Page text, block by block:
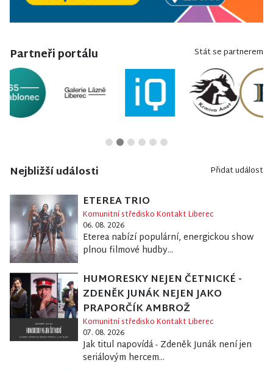
Partneři portálu Stát se partnerem
Nejbližší události Přidat událost
ETEREA TRIO
Komunitní středisko Kontakt Liberec
06. 08. 2026
Eterea nabízí populární, energickou show
plnou filmové hudby...
HUMORESKY NEJEN ČETNICKÉ -
ZDENĚK JUNÁK NEJEN JAKO
PRAPORČÍK AMBROŽ
Komunitní středisko Kontakt Liberec
07. 08. 2026
Jak titul napovídá - Zdeněk Junák není jen
seriálovým hercem...